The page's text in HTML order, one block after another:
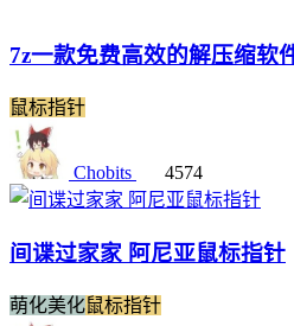
7z一款免费高效的解压缩软
鼠标指针
Chobits 4574
间谍过家家 阿尼亚鼠标指针
萌化美化鼠标指针